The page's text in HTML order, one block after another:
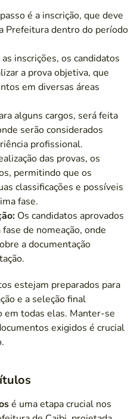
é a inscrição, que deve
Prefeitura dentro do período
inscrições, os candidatos
a prova objetiva, que
em diversas áreas
alguns cargos, será feita
serão considerados
profissional.
das provas, os
permitindo que os
classificações e possíveis
fase.
Os candidatos aprovados
de nomeação, onde
a documentação
estejam preparados para
e a seleção final
em todas elas. Manter-se
exigidos é crucial
é uma etapa crucial nos